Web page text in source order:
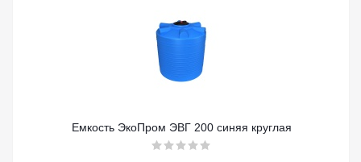
Емкость ЭкоПром ЭВГ 200 синяя круглая